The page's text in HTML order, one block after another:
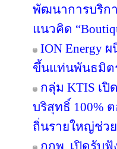
พัฒนาการบริกา
แนวคิด
ION Energy
ขึ้นแท่นพันธมิต
กลุ่ม KTIS เ
บริสุทธิ์ 100%
ถิ่นรายใหญ่ช่ว
กกพ. เปิดรับฟั